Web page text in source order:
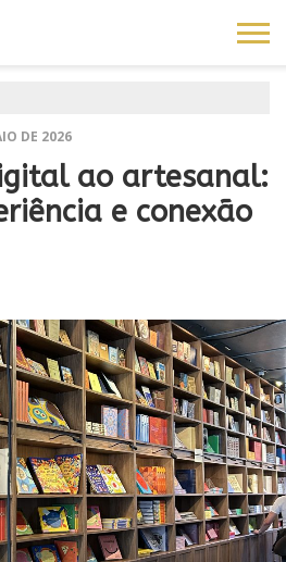
DE 2026
ao artesanal:
e conexão